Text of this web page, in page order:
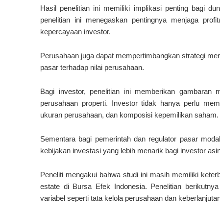
Hasil penelitian ini memiliki implikasi penting bagi
penelitian ini menegaskan pentingnya menjaga
kepercayaan investor.
Perusahaan juga dapat mempertimbangkan strategi
pasar terhadap nilai perusahaan.
Bagi investor, penelitian ini memberikan gambaran
perusahaan properti. Investor tidak hanya perlu
ukuran perusahaan, dan komposisi kepemilikan saham.
Sementara bagi pemerintah dan regulator pasar
kebijakan investasi yang lebih menarik bagi investor
Peneliti mengakui bahwa studi ini masih memiliki
estate di Bursa Efek Indonesia. Penelitian
variabel seperti tata kelola perusahaan dan